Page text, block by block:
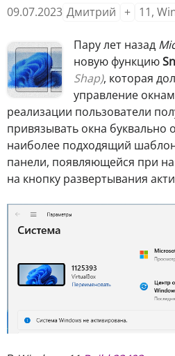
09.07.2023 Дмитрий + 11,
Пару лет назад
новую функцию
Shap), которая
управление
реализации пользователи
привязывать окна
наиболее подходящий
панели, появляющейся при
на кнопку развертывания